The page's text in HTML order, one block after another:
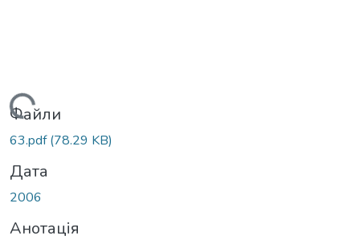
Вантажиться...
Файли
63.pdf(78.29 KB)
Дата
2006
Анотація